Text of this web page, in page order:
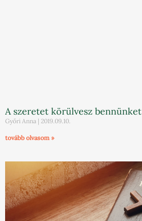
A szeretet körülvesz bennünket
Győri Anna 2019.09.10.
tovább olvasom »